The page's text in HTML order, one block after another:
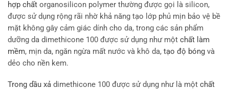
hợp chất organosilicon polymer thường được gọi là silicon,
được sử dụng rộng rãi nhờ khả năng tạo lớp phủ mịn bảo vệ bề
mặt không gây cảm giác dính cho da, trong các sản phẩm
dưỡng da dimethicone 100 được sử dụng như một chất làm
mềm, mịn da, ngăn ngừa mất nước và khô da, tạo độ bóng và
dẻo cho nền kem.
Trong dầu xả dimethicone 100 được sử dụng như là một chất